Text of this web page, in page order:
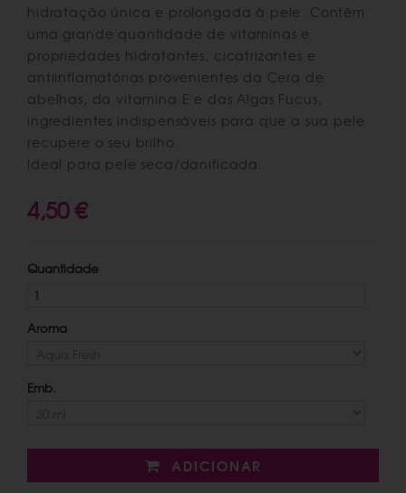
hidratação única e prolongada à pele. Contêm
uma grande quantidade de vitaminas e
propriedades hidratantes, cicatrizantes e
antiinflamatórias provenientes da Cera de
abelhas, da vitamina E e das Algas Fucus,
ingredientes indispensáveis para que a sua pele
recupere o seu brilho.
Ideal para pele seca/danificada.
4,50 €
Quantidade
Aroma
Emb.
ADICIONAR